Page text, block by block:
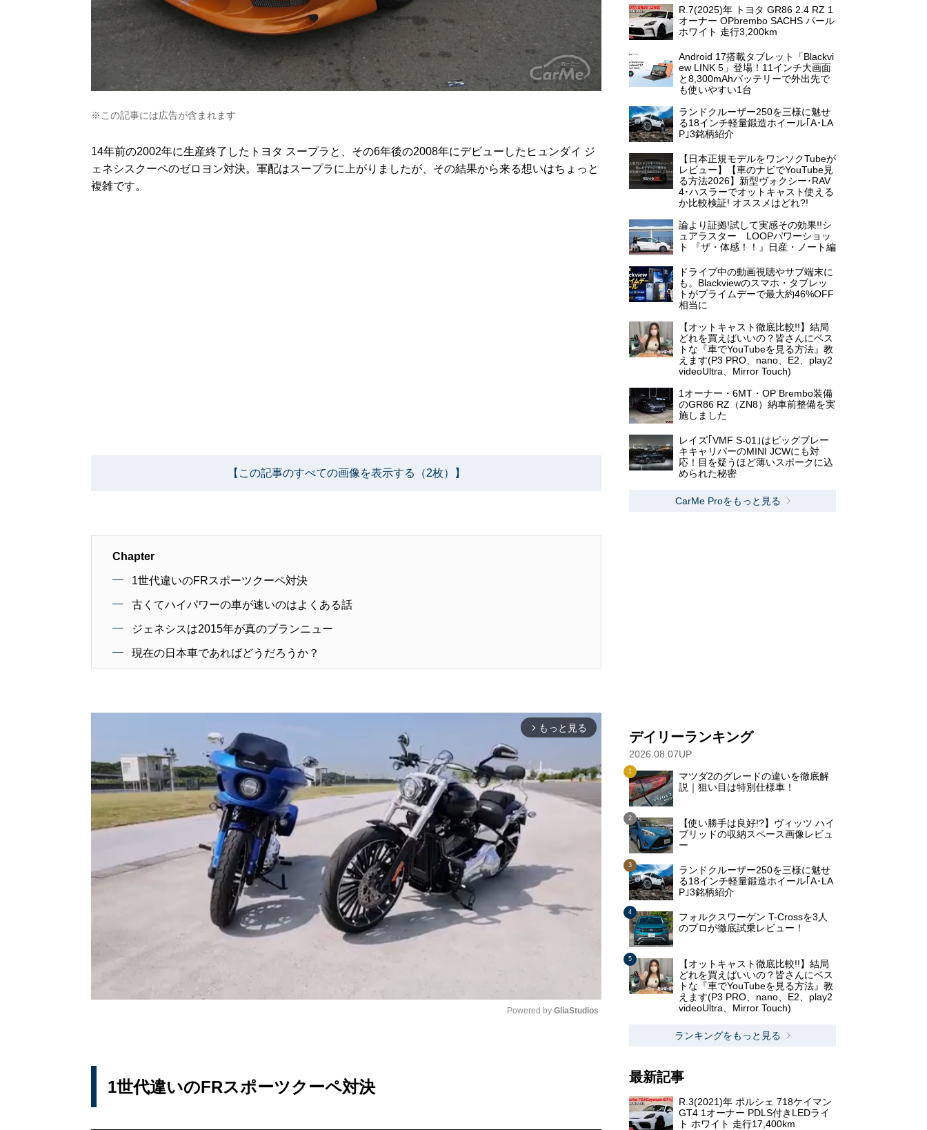
※この記事には広告が含まれます
14年前の2002年に生産終了したトヨタ スープラと、その6年後の2008年にデビューしたヒュンダイ ジ
ェネシスクーペのゼロヨン対決。軍配はスープラに上がりましたが、その結果から来る想いはちょっと
複雑です。
【この記事のすべての画像を表示する（2枚）】
Chapter
1世代違いのFRスポーツクーペ対決
古くてハイパワーの車が速いのはよくある話
ジェネシスは2015年が真のブランニュー
現在の日本車であればどうだろうか？
arrow_forward_ios もっと見る
Powered by GliaStudios
1世代違いのFRスポーツクーペ対決
R.7(2025)年 トヨタ GR86 2.4 RZ 1
オーナー OPbrembo SACHS パール
ホワイト 走行3,200km
Android 17搭載タブレット「Blackvi
ew LINK 5」登場！11インチ大画面
と8,300mAhバッテリーで外出先で
も使いやすい1台
ランドクルーザー250を三様に魅せ
る18インチ軽量鍛造ホイール｢A･LA
P｣3銘柄紹介
【日本正規モデルをワンソクTubeが
レビュー】【車のナビでYouTube見
る方法2026】新型ヴォクシー･RAV
4･ハスラーでオットキャスト使える
か比較検証! オススメはどれ?!
論より証拠!試して実感その効果!!シ
ュアラスター LOOPパワーショッ
ト 『ザ・体感！！』日産・ノート編
ドライブ中の動画視聴やサブ端末に
も。Blackviewのスマホ・タブレッ
トがプライムデーで最大約46%OFF
相当に
【オットキャスト徹底比較!!】結局
どれを買えばいいの？皆さんにベス
トな『車でYouTubeを見る方法』教
えます(P3 PRO、nano、E2、play2
videoUltra、Mirror Touch)
1オーナー・6MT・OP Brembo装備
のGR86 RZ（ZN8）納車前整備を実
施しました
レイズ｢VMF S-01｣はビッグブレー
キキャリパーのMINI JCWにも対
応！目を疑うほど薄いスポークに込
められた秘密
CarMe Proをもっと見る
デイリーランキング
2026.08.07UP
マツダ2のグレードの違いを徹底解
説｜狙い目は特別仕様車！
【使い勝手は良好!?】ヴィッツ ハイ
ブリッドの収納スペース画像レビュ
ー
ランドクルーザー250を三様に魅せ
る18インチ軽量鍛造ホイール｢A･LA
P｣3銘柄紹介
フォルクスワーゲン T-Crossを3人
のプロが徹底試乗レビュー！
【オットキャスト徹底比較!!】結局
どれを買えばいいの？皆さんにベス
トな『車でYouTubeを見る方法』教
えます(P3 PRO、nano、E2、play2
videoUltra、Mirror Touch)
ランキングをもっと見る
最新記事
R.3(2021)年 ポルシェ 718ケイマン
GT4 1オーナー PDLS付きLEDライ
ト ホワイト 走行17,400km